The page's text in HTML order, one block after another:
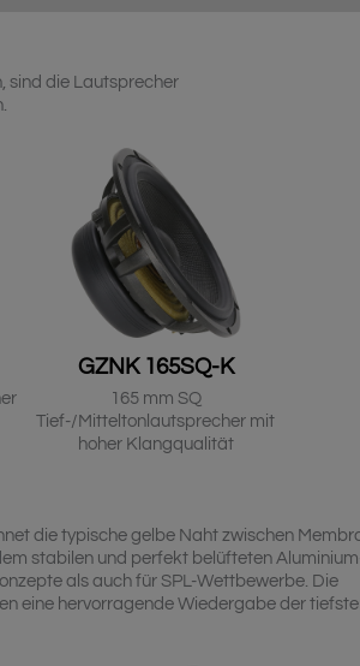
sind die Lautsprecher
GZNK 165SQ-K
165 mm SQ
Tief-/Mitteltonlautsprecher mit
hoher Klangqualität
die typische gelbe Naht zwischen
stabilen und perfekt belüfteten
als auch für SPL-Wettbewerbe. Die
eine hervorragende Wiedergabe der